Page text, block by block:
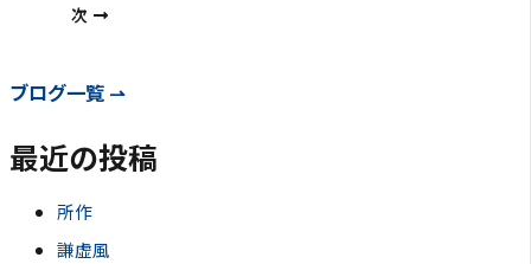
次
ブログ一覧 ⇀
最近の投稿
所作
謙虚風